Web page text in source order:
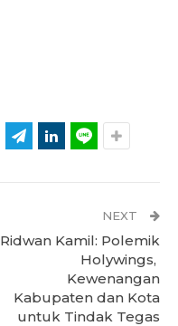
NEXT
Ridwan Kamil: Polemik
Holywings,
Kewenangan
Kabupaten dan Kota
untuk Tindak Tegas